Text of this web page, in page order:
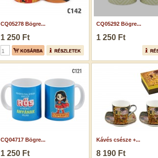
CQ05278 Bögre...
1 250 Ft
CQ05292 Bögre...
1 250 Ft
CQ04717 Bögre...
1 250 Ft
Kávés csésze +...
8 190 Ft